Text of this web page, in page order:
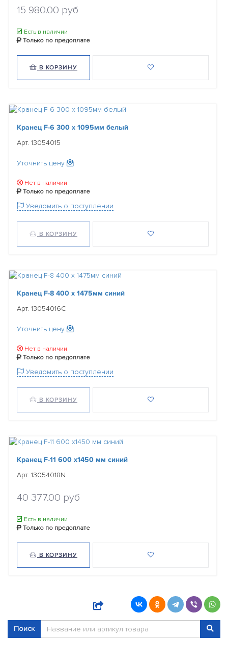
15 980.00 руб
Есть в наличии
Только по предоплате
В КОРЗИНУ
Кранец F-6 300 x 1095мм белый
Арт. 13054015
Уточнить цену
Нет в наличии
Только по предоплате
Уведомить о поступлении
В КОРЗИНУ
Кранец F-8 400 x 1475мм синий
Арт. 13054016С
Уточнить цену
Нет в наличии
Только по предоплате
Уведомить о поступлении
В КОРЗИНУ
Кранец F-11 600 х1450 мм синий
Арт. 13054018N
40 377.00 руб
Есть в наличии
Только по предоплате
В КОРЗИНУ
Поиск